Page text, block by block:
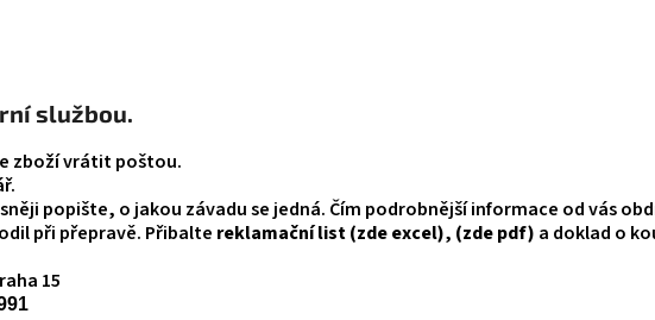
službou.
zboží vrátit poštou.
popište, o jakou závadu se jedná. Čím podrobnější informace od vás
při přepravě. Přibalte reklamační list(zde excel), (zde pdf) a doklad o
15
PEN
JOMA HORIZON JUNIOR BAREFOOT 2604
ROYAL BLUE
547 Kč
445 Kč
Původně:1 490 Kč